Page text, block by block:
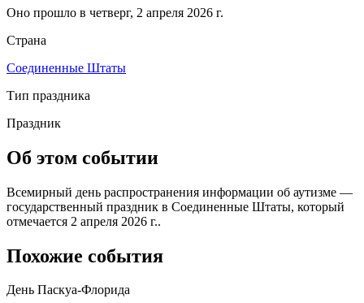
Оно прошло в четверг, 2 апреля 2026 г.
Страна
Соединенные Штаты
Тип праздника
Праздник
Об этом событии
Всемирный день распространения информации об аутизме —
государственный праздник в Соединенные Штаты, который
отмечается 2 апреля 2026 г..
Похожие события
День Паскуа-Флорида